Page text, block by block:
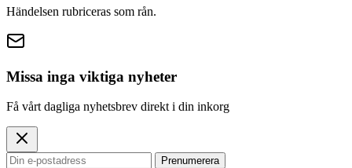
Händelsen rubriceras som rån.
Missa inga viktiga nyheter
Få vårt dagliga nyhetsbrev direkt i din inkorg
Prenumerera